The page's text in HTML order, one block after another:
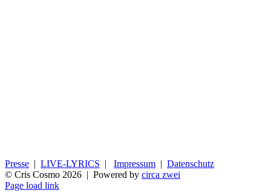
Presse | LIVE-LYRICS | Impressum | Datenschutz
© Cris Cosmo 2026 | Powered by circa zwei
Page load link